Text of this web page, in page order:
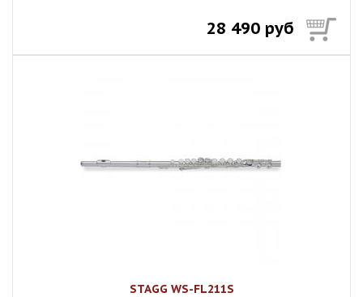
28 490 руб
STAGG WS-FL211S